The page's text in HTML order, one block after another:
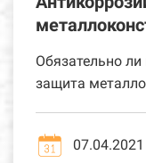
Обязательно
защита
07.04.2021